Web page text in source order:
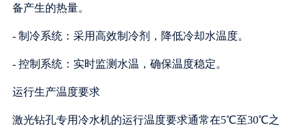
备产生的热量。
- 制冷系统：采用高效制冷剂，降低冷却水温度。
- 控制系统：实时监测水温，确保温度稳定。
运行生产温度要求
激光钻孔专用冷水机的运行温度要求通常在5℃至30℃之